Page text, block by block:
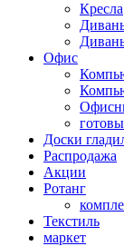
Кресла
Офис
Доски
Распродажа
Акции
Ротанг
Текстиль
маркет